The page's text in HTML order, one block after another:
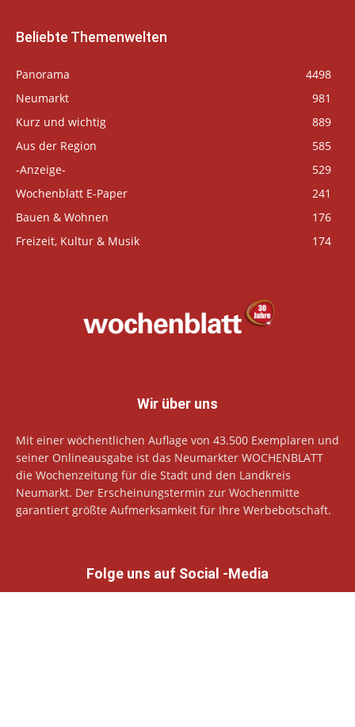
Beliebte Themenwelten
Panorama
4498
Neumarkt
981
Kurz und wichtig
889
Aus der Region
585
-Anzeige-
529
Wochenblatt E-Paper
241
Bauen & Wohnen
176
Freizeit, Kultur & Musik
174
Wir über uns
Mit einer wöchentlichen Auflage von 43.500 Exemplaren und
seiner Onlineausgabe ist das Neumarkter WOCHENBLATT
die Wochenzeitung für die Stadt und den Landkreis
Neumarkt. Der Erscheinungstermin zur Wochenmitte
garantiert größte Aufmerksamkeit für Ihre Werbebotschaft.
Folge uns auf Social -Media